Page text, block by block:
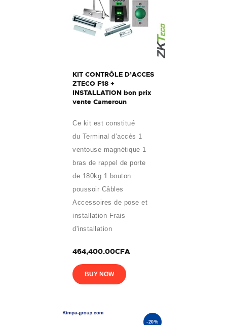
KIT CONTRÔLE D’ACCES
ZTECO F18 +
INSTALLATION bon prix
vente Cameroun
Ce kit est constitué
du Terminal d’accès 1
ventouse magnétique 1
bras de rappel de porte
de 180kg 1 bouton
poussoir Câbles
Accessoires de pose et
installation Frais
d'installation
464,400.00CFA
BUY NOW
-20%